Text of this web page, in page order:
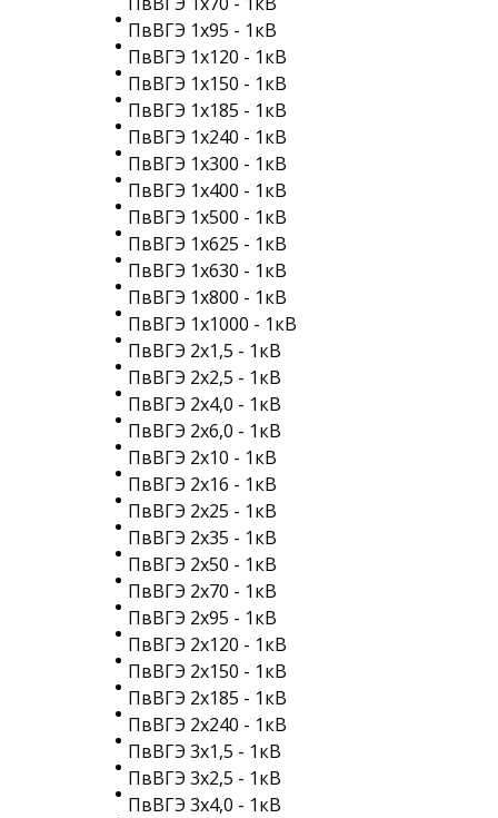
ПвВГЭ 1х95 - 1кВ
ПвВГЭ 1х120 - 1кВ
ПвВГЭ 1х150 - 1кВ
ПвВГЭ 1х185 - 1кВ
ПвВГЭ 1х240 - 1кВ
ПвВГЭ 1х300 - 1кВ
ПвВГЭ 1х400 - 1кВ
ПвВГЭ 1х500 - 1кВ
ПвВГЭ 1х625 - 1кВ
ПвВГЭ 1х630 - 1кВ
ПвВГЭ 1х800 - 1кВ
ПвВГЭ 1х1000 - 1кВ
ПвВГЭ 2х1,5 - 1кВ
ПвВГЭ 2х2,5 - 1кВ
ПвВГЭ 2х4,0 - 1кВ
ПвВГЭ 2х6,0 - 1кВ
ПвВГЭ 2х10 - 1кВ
ПвВГЭ 2х16 - 1кВ
ПвВГЭ 2х25 - 1кВ
ПвВГЭ 2х35 - 1кВ
ПвВГЭ 2х50 - 1кВ
ПвВГЭ 2х70 - 1кВ
ПвВГЭ 2х95 - 1кВ
ПвВГЭ 2х120 - 1кВ
ПвВГЭ 2х150 - 1кВ
ПвВГЭ 2х185 - 1кВ
ПвВГЭ 2х240 - 1кВ
ПвВГЭ 3х1,5 - 1кВ
ПвВГЭ 3х2,5 - 1кВ
ПвВГЭ 3х4,0 - 1кВ